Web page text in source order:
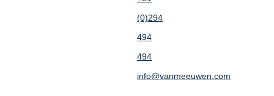
(0)294
494
494
info@vanmeeuwen.com